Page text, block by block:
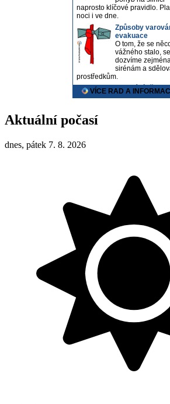
Aktuální počasí
dnes, pátek 7. 8. 2026